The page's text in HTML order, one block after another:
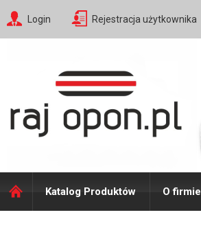
Login Rejestracja użytkownika
Katalog Produktów O firmie